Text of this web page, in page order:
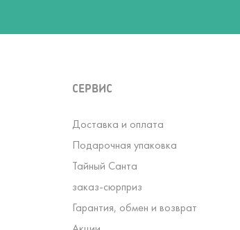
СЕРВИС
Доставка и оплата
Подарочная упаковка
Тайный Санта
заказ-сюрприз
Гарантия, обмен и возврат